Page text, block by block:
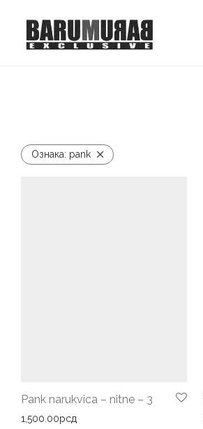
Ознака: pank
Pank narukvica – nitne – 3
1,500.00рсд